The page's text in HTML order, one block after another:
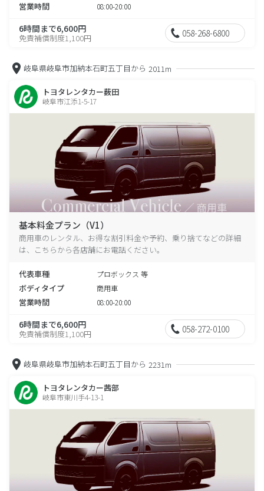
営業時間 08:00-20:00
6時間まで6,600円
免責補償制度1,100円 058-268-6800
岐阜県岐阜市加納本石町五丁目から 2011m
トヨタレンタカー薮田
岐阜市江添1-5-17
基本料金プラン（V1）
商用車のレンタル、お得な割引料金や予約、乗り捨てなどの詳細
は、こちらから各店舗にお電話ください。
代表車種 プロボックス 等
ボディタイプ 商用車
営業時間 08:00-20:00
6時間まで6,600円
免責補償制度1,100円 058-272-0100
岐阜県岐阜市加納本石町五丁目から 2231m
トヨタレンタカー茜部
岐阜市東川手4-13-1